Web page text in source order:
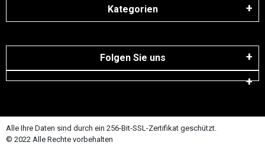
Kategorien
Folgen Sie uns
Alle Ihre Daten sind durch ein 256-Bit-SSL-Zertifikat geschützt.
© 2022 Alle Rechte vorbehalten